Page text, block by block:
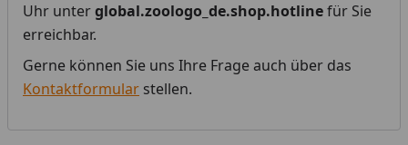
Uhr unterglobal.zoologo_de.shop.hotlinefür Sie
erreichbar.
Gerne können Sie uns Ihre Frage auch über das
Kontaktformular stellen.